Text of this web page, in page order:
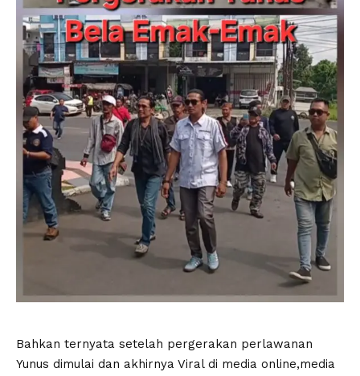
Bahkan ternyata setelah pergerakan perlawanan
Yunus dimulai dan akhirnya Viral di media online,media